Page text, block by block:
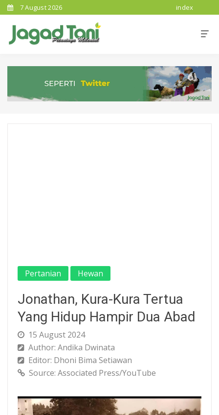
7 August 2026 index
Pertanian Hewan
Jonathan, Kura-Kura Tertua
Yang Hidup Hampir Dua Abad
15 August 2024
Author: Andika Dwinata
Editor: Dhoni Bima Setiawan
Source: Associated Press/YouTube